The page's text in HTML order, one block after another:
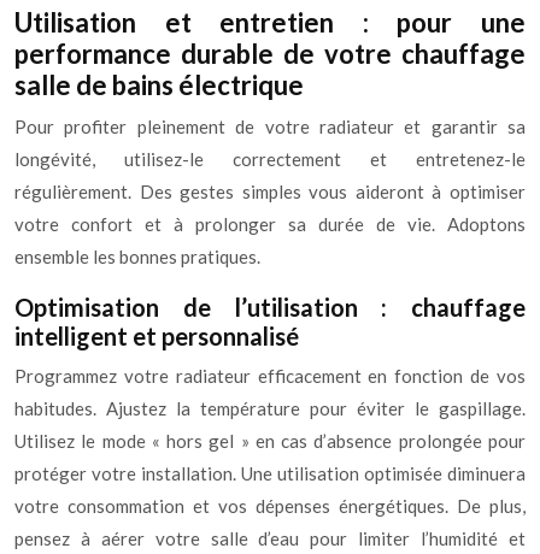
Utilisation et entretien : pour une
performance durable de votre chauffage
salle de bains électrique
Pour profiter pleinement de votre radiateur et garantir sa
longévité, utilisez-le correctement et entretenez-le
régulièrement. Des gestes simples vous aideront à optimiser
votre confort et à prolonger sa durée de vie. Adoptons
ensemble les bonnes pratiques.
Optimisation de l’utilisation : chauffage
intelligent et personnalisé
Programmez votre radiateur efficacement en fonction de vos
habitudes. Ajustez la température pour éviter le gaspillage.
Utilisez le mode « hors gel » en cas d’absence prolongée pour
protéger votre installation. Une utilisation optimisée diminuera
votre consommation et vos dépenses énergétiques. De plus,
pensez à aérer votre salle d’eau pour limiter l’humidité et